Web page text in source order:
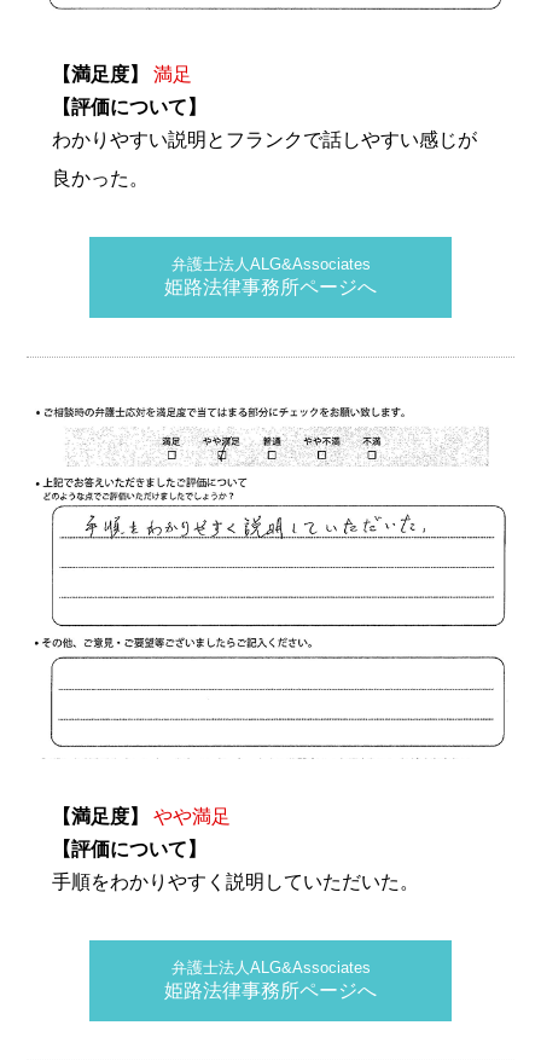
【満足度】
満足
【評価について】
わかりやすい説明とフランクで話しやすい感じが
良かった。
弁護士法人ALG&Associates
姫路法律事務所ページへ
【満足度】
やや満足
【評価について】
手順をわかりやすく説明していただいた。
弁護士法人ALG&Associates
姫路法律事務所ページへ